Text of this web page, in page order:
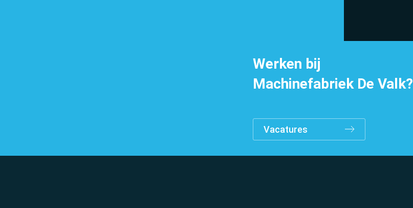
Werken bij
Machinefabriek De Valk?
Vacatures